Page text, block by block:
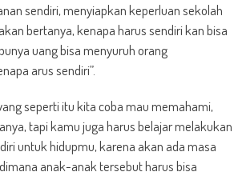
sendiri, menyiapkan keperluan sekolah
bertanya, kenapa harus sendiri kan bisa
uang bisa menyuruh orang
arus sendiri”.
seperti itu kita coba mau memahami,
tapi kamu juga harus belajar melakukan
untuk hidupmu, karena akan ada masa
anak-anak tersebut harus bisa